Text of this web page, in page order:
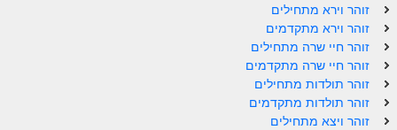
זוהר הקדוש בחוקותי למתקדמים
ספר הזוהר – במדבר
זוהר במדבר מתחילים
זוהר וירא מתחילים
זוהר וירא מתקדמים
זוהר חיי שרה מתחילים
זוהר חיי שרה מתקדמים
זוהר תולדות מתחילים
זוהר תולדות מתקדמים
זוהר ויצא מתחילים